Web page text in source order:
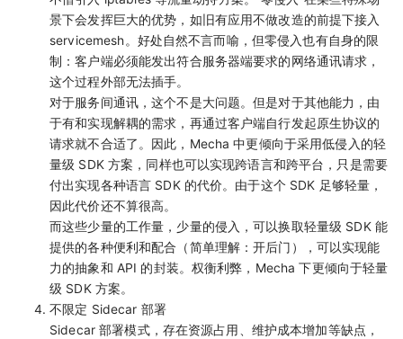
景下会发挥巨大的优势，如旧有应用不做改造的前提下接入
servicemesh。好处自然不言而喻，但零侵入也有自身的限
制：客户端必须能发出符合服务器端要求的网络通讯请求，
这个过程外部无法插手。
对于服务间通讯，这个不是大问题。但是对于其他能力，由
于有和实现解耦的需求，再通过客户端自行发起原生协议的
请求就不合适了。因此，Mecha 中更倾向于采用低侵入的轻
量级 SDK 方案，同样也可以实现跨语言和跨平台，只是需要
付出实现各种语言 SDK 的代价。由于这个 SDK 足够轻量，
因此代价还不算很高。
而这些少量的工作量，少量的侵入，可以换取轻量级 SDK 能
提供的各种便利和配合（简单理解：开后门），可以实现能
力的抽象和 API 的封装。权衡利弊，Mecha 下更倾向于轻量
级 SDK 方案。
不限定 Sidecar 部署
Sidecar 部署模式，存在资源占用、维护成本增加等缺点，